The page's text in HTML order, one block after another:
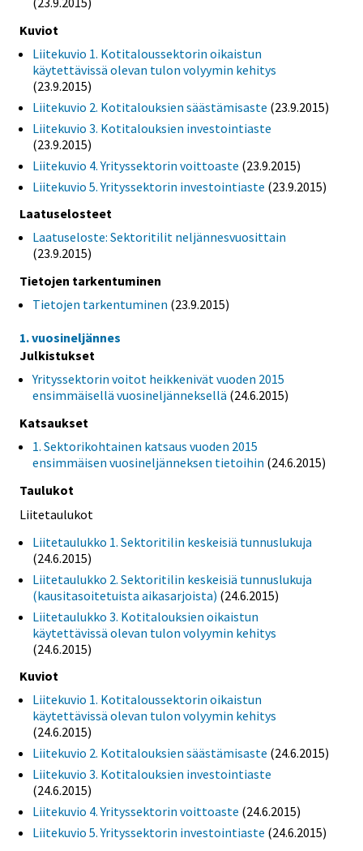
Kuviot
Liitekuvio 1. Kotitaloussektorin oikaistun
käytettävissä olevan tulon volyymin kehitys
(23.9.2015)
Liitekuvio 2. Kotitalouksien säästämisaste (23.9.2015)
Liitekuvio 3. Kotitalouksien investointiaste
(23.9.2015)
Liitekuvio 4. Yrityssektorin voittoaste (23.9.2015)
Liitekuvio 5. Yrityssektorin investointiaste (23.9.2015)
Laatuselosteet
Laatuseloste: Sektoritilit neljännesvuosittain
(23.9.2015)
Tietojen tarkentuminen
Tietojen tarkentuminen (23.9.2015)
1. vuosineljännes
Julkistukset
Yrityssektorin voitot heikkenivät vuoden 2015
ensimmäisellä vuosineljänneksellä (24.6.2015)
Katsaukset
1. Sektorikohtainen katsaus vuoden 2015
ensimmäisen vuosineljänneksen tietoihin (24.6.2015)
Taulukot
Liitetaulukot
Liitetaulukko 1. Sektoritilin keskeisiä tunnuslukuja
(24.6.2015)
Liitetaulukko 2. Sektoritilin keskeisiä tunnuslukuja
(kausitasoitetuista aikasarjoista) (24.6.2015)
Liitetaulukko 3. Kotitalouksien oikaistun
käytettävissä olevan tulon volyymin kehitys
(24.6.2015)
Kuviot
Liitekuvio 1. Kotitaloussektorin oikaistun
käytettävissä olevan tulon volyymin kehitys
(24.6.2015)
Liitekuvio 2. Kotitalouksien säästämisaste (24.6.2015)
Liitekuvio 3. Kotitalouksien investointiaste
(24.6.2015)
Liitekuvio 4. Yrityssektorin voittoaste (24.6.2015)
Liitekuvio 5. Yrityssektorin investointiaste (24.6.2015)